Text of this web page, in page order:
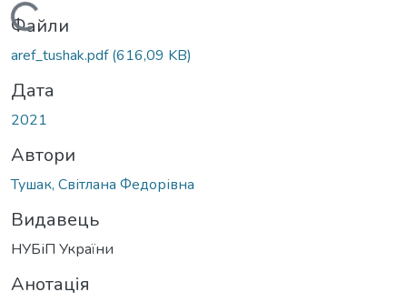
Файли
aref_tushak.pdf(616,09 KB)
Дата
2021
Автори
Тушак, Світлана Федорівна
Видавець
НУБіП України
Анотація